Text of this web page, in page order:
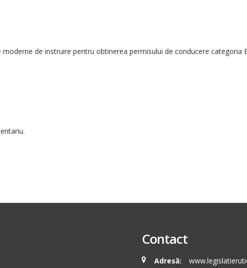
de instruire pentru obtinerea permisului de conducere categoria
Contact
Adresă: